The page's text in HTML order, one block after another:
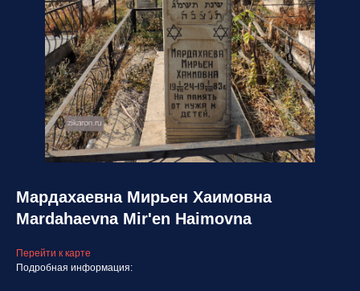
Мардахаевна Мирьен Хаимовна
Mardahaevna Mir'en Haimovna
Перейти к карте
Подробная информация: